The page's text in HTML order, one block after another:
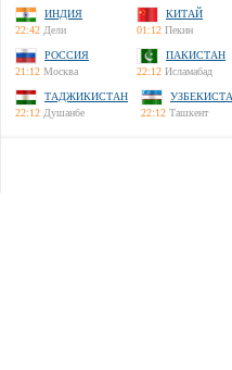
ИНДИЯ
22:42 Дели
КИТАЙ
01:12 Пекин
РОССИЯ
21:12 Москва
ПАКИСТАН
22:12 Исламабад
ТАДЖИКИСТАН
22:12 Душанбе
22:12 Ташкент